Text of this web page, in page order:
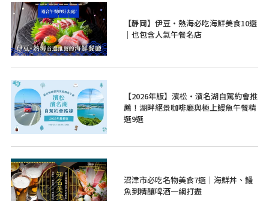
【靜岡】伊豆・熱海必吃海鮮美食10選
｜也包含人氣午餐名店
【2026年版】濱松・濱名湖自駕約會推
薦！湖畔絕景咖啡廳與極上鰻魚午餐精
選9選
沼津市必吃名物美食7選｜海鮮丼、鰻
魚到精釀啤酒一網打盡